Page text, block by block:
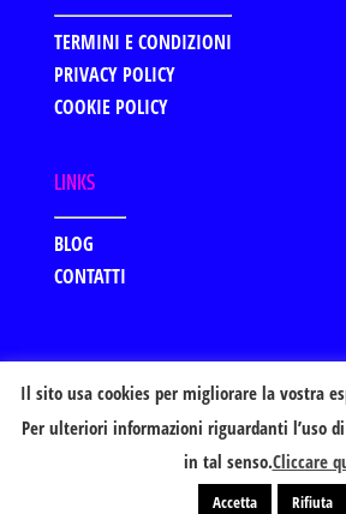
TERMINI E CONDIZIONI
PRIVACY POLICY
COOKIE POLICY
LINKS
BLOG
CONTATTI
Italy Web Marketing -
Internet
Il sito usa cookies per migliorare la vostra
Per ulteriori informazioni riguardanti l’uso
in tal senso.Cliccare
Accetta Rifiuta